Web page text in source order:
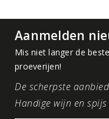
Aanmelden
Mis niet langer de
proeverijen!
De scherpste
Handige wijn en